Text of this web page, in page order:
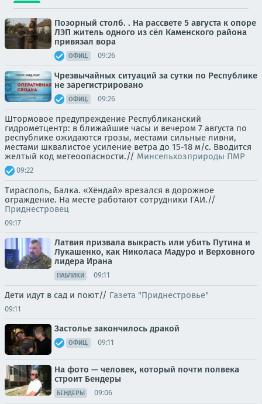
Позорный столб. . На рассвете 5 августа к опоре
ЛЭП житель одного из сёл Каменского района
привязал вора
ОФИЦ. 09:26
Чрезвычайных ситуаций за сутки по Республике
не зарегистрировано
ОФИЦ. 09:26
Штормовое предупреждение Республиканский
гидрометцентр: в ближайшие часы и вечером 7 августа по
республике ожидаются грозы, местами сильные ливни,
местами шквалистое усиление ветра до 15-18 м/с. Вводится
желтый код метеоопасности.// Минсельхозприроды ПМР
09:22
Тирасполь, Балка. «Хёндай» врезался в дорожное
ограждение. На месте работают сотрудники ГАИ.//
Приднестровец
09:17
Латвия призвала выкрасть или убить Путина и
Лукашенко, как Николаса Мадуро и Верховного
лидера Ирана
ПАБЛИКИ 09:11
Дети идут в сад и поют// Газета "Приднестровье"
09:11
Застолье закончилось дракой
ОФИЦ. 09:11
На фото — человек, который почти полвека
строит Бендеры
БЕНДЕРЫ 09:06